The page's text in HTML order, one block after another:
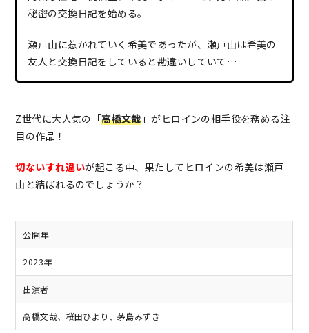
秘密の交換日記を始める。
瀬戸山に惹かれていく希美であったが、瀬戸山は希美の
友人と交換日記をしていると勘違いしていて…
Z世代に大人気の「高橋文哉」がヒロインの相手役を務める注
目の作品！
切ないすれ違いが起こる中、果たしてヒロインの希美は瀬戸
山と結ばれるのでしょうか？
公開年
2023年
出演者
高橋文哉、桜田ひより、茅島みずき